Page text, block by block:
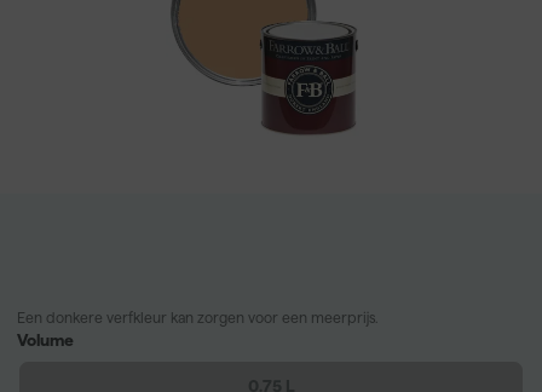
Een donkere verfkleur kan zorgen voor een meerprijs.
Volume